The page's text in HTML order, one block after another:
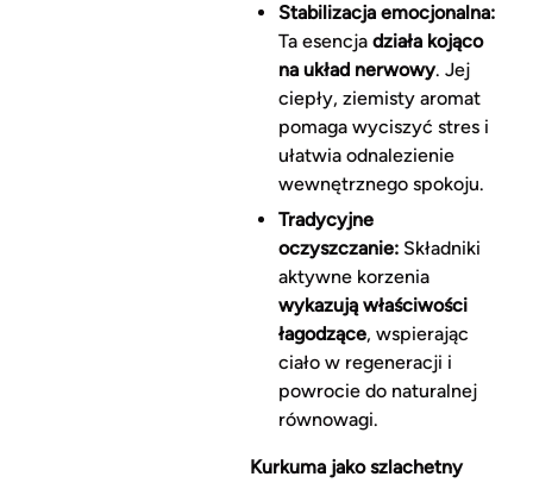
Stabilizacja emocjonalna:
Ta esencja działa kojąco
na układ nerwowy. Jej
ciepły, ziemisty aromat
pomaga wyciszyć stres i
ułatwia odnalezienie
wewnętrznego spokoju.
Tradycyjne
oczyszczanie:Składniki
aktywne korzenia
wykazują właściwości
łagodzące, wspierając
ciało w regeneracji i
powrocie do naturalnej
równowagi.
Kurkuma jako szlachetny